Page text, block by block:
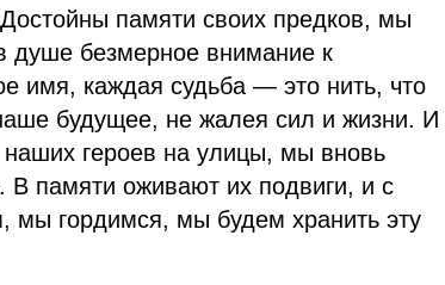
памяти своих предков, мы
душе безмерное внимание к
имя, каждая судьба — это нить, что
будущее, не жалея сил и жизни. И
героев на улицы, мы вновь
В памяти оживают их подвиги, и с
гордимся, мы будем хранить эту